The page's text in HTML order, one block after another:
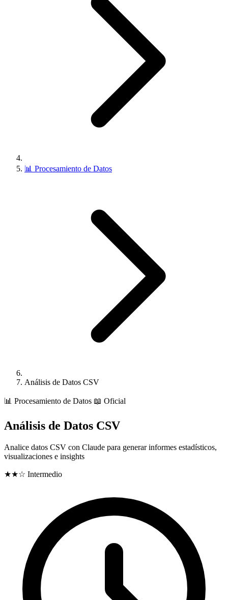
📊 Procesamiento de Datos
Análisis de Datos CSV
📊 Procesamiento de Datos 📖 Oficial
Análisis de Datos CSV
Analice datos CSV con Claude para generar informes estadísticos,
visualizaciones e insights
★★☆ Intermedio